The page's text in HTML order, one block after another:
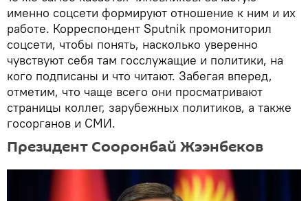
именно соцсети формируют отношение к ним и их
работе. Корреспондент Sputnik промониторил
соцсети, чтобы понять, насколько уверенно
чувствуют себя там госслужащие и политики, на
кого подписаны и что читают. Забегая вперед,
отметим, что чаще всего они просматривают
страницы коллег, зарубежных политиков, а также
госорганов и СМИ.
Президент Сооронбай Жээнбеков